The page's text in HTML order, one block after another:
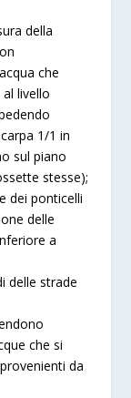
della
che
livello
1/1 in
sul piano
stesse);
dei ponticelli
delle
a
delle strade
che si
da